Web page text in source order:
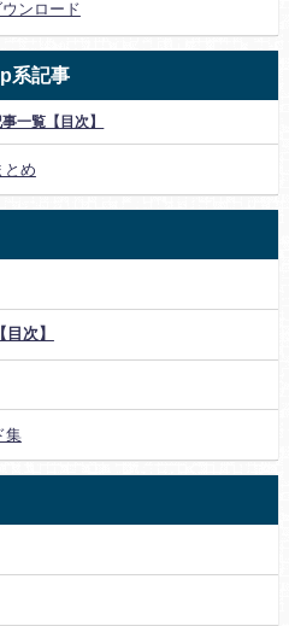
ンロード
系記事
一覧【目次】
とめ
次】
集